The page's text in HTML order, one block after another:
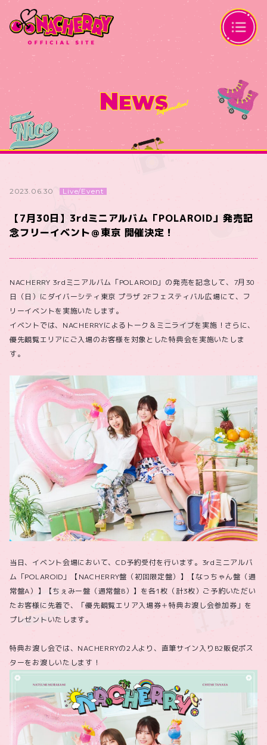
NEWS
2023.06.30 Live/Event
【7月30日】3rdミニアルバム「POLAROID」発売記
念フリーイベント＠東京 開催決定！
NACHERRY 3rdミニアルバム「POLAROID」の発売を記念して、7月30
日（日）にダイバーシティ東京 プラザ 2Fフェスティバル広場にて、フ
リーイベントを実施いたします。
イベントでは、NACHERRYによるトーク＆ミニライブを実施！さらに、
優先観覧エリアにご入場のお客様を対象とした特典会を実施いたしま
す。
当日、イベント会場において、CD予約受付を行います。3rdミニアルバ
ム「POLAROID」【NACHERRY盤（初回限定盤）】【なっちゃん盤（通
常盤A）】【ちぇみー盤（通常盤B）】を各1枚（計3枚）ご予約いただい
たお客様に先着で、「優先観覧エリア入場券＋特典お渡し会参加券」を
プレゼントいたします。
特典お渡し会では、NACHERRYの2人より、直筆サイン入りB2販促ポス
ターをお渡しいたします！